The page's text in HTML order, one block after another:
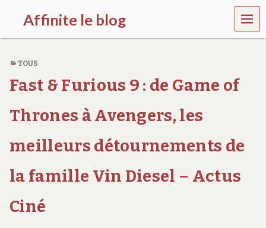
Affinite le blog
e
p
l
u
s
i
MEN
U
TOUS
Fast & Furious 9 : de Game of
Thrones à Avengers, les
meilleurs détournements de
la famille Vin Diesel – Actus
Ciné